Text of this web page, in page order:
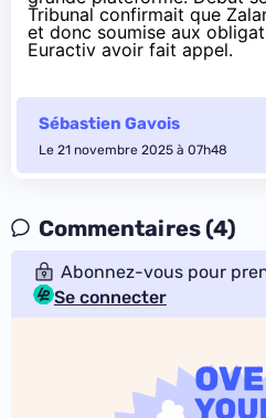
Tribunal confirmait que
et donc soumise aux
Euractiv avoir fait appel.
Sébastien Gavois
Le 21 novembre 2025 à 07h48
Commentaires (4)
Abonnez-vous pour
Se connecter